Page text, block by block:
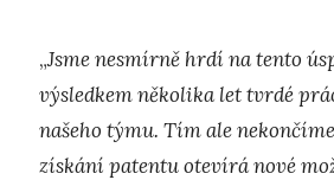
„Jsme nesmírně hrdí na tento
výsledkem několika let tvrdé
našeho týmu. Tím ale
získání patentu otevírá nové